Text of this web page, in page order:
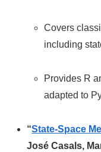
Covers
including
Provides R
adapted to
“State-Space
José Casals,